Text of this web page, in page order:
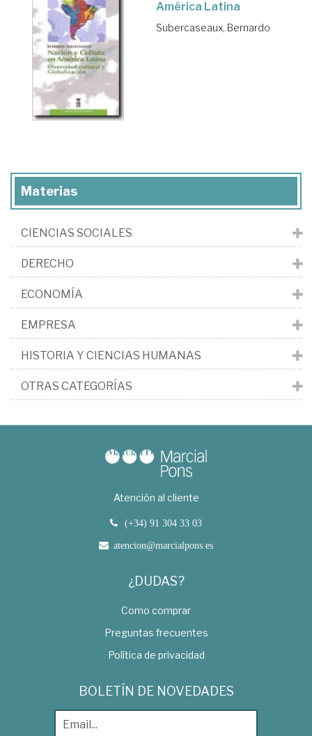
América Latina
Subercaseaux, Bernardo
Materias
CIENCIAS SOCIALES
DERECHO
ECONOMÍA
EMPRESA
HISTORIA Y CIENCIAS HUMANAS
OTRAS CATEGORÍAS
Atención al cliente
(+34) 91 304 33 03
atencion@marcialpons.es
¿DUDAS?
Como comprar
Preguntas frecuentes
Política de privacidad
BOLETÍN DE NOVEDADES